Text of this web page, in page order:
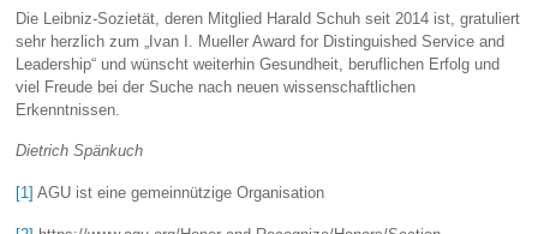
Die Leibniz-Sozietät, deren Mitglied Harald Schuh seit 2014 ist, gratuliert
sehr herzlich zum „Ivan I. Mueller Award for Distinguished Service and
Leadership“ und wünscht weiterhin Gesundheit, beruflichen Erfolg und
viel Freude bei der Suche nach neuen wissenschaftlichen
Erkenntnissen.
Dietrich Spänkuch
[1] AGU ist eine gemeinnützige Organisation